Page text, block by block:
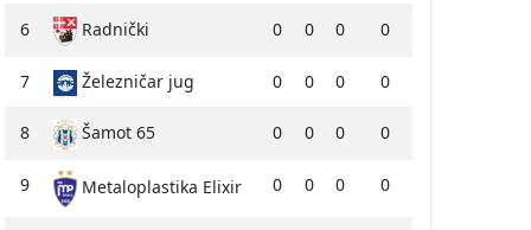
6 Radnički 0 0 0 0
7 Železničar jug 0 0 0 0
8 Šamot 65 0 0 0 0
9 Metaloplastika Elixir 0 0 0 0